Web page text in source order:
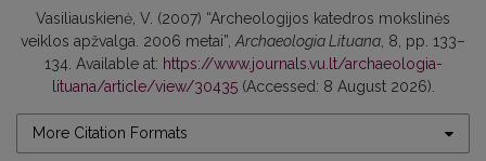
Vasiliauskienė, V. (2007) “Archeologijos katedros mokslinės
veiklos apžvalga. 2006 metai”, Archaeologia Lituana , 8, pp. 133–
134. Available at: https://www.journals.vu.lt/archaeologia-
lituana/article/view/30435(Accessed: 8 August 2026).
More Citation Formats